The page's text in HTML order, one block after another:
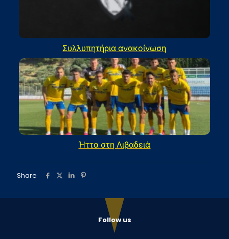
Συλλυπητήρια ανακοίνωση
Ήττα στη Λιβαδειά
Share
Follow us